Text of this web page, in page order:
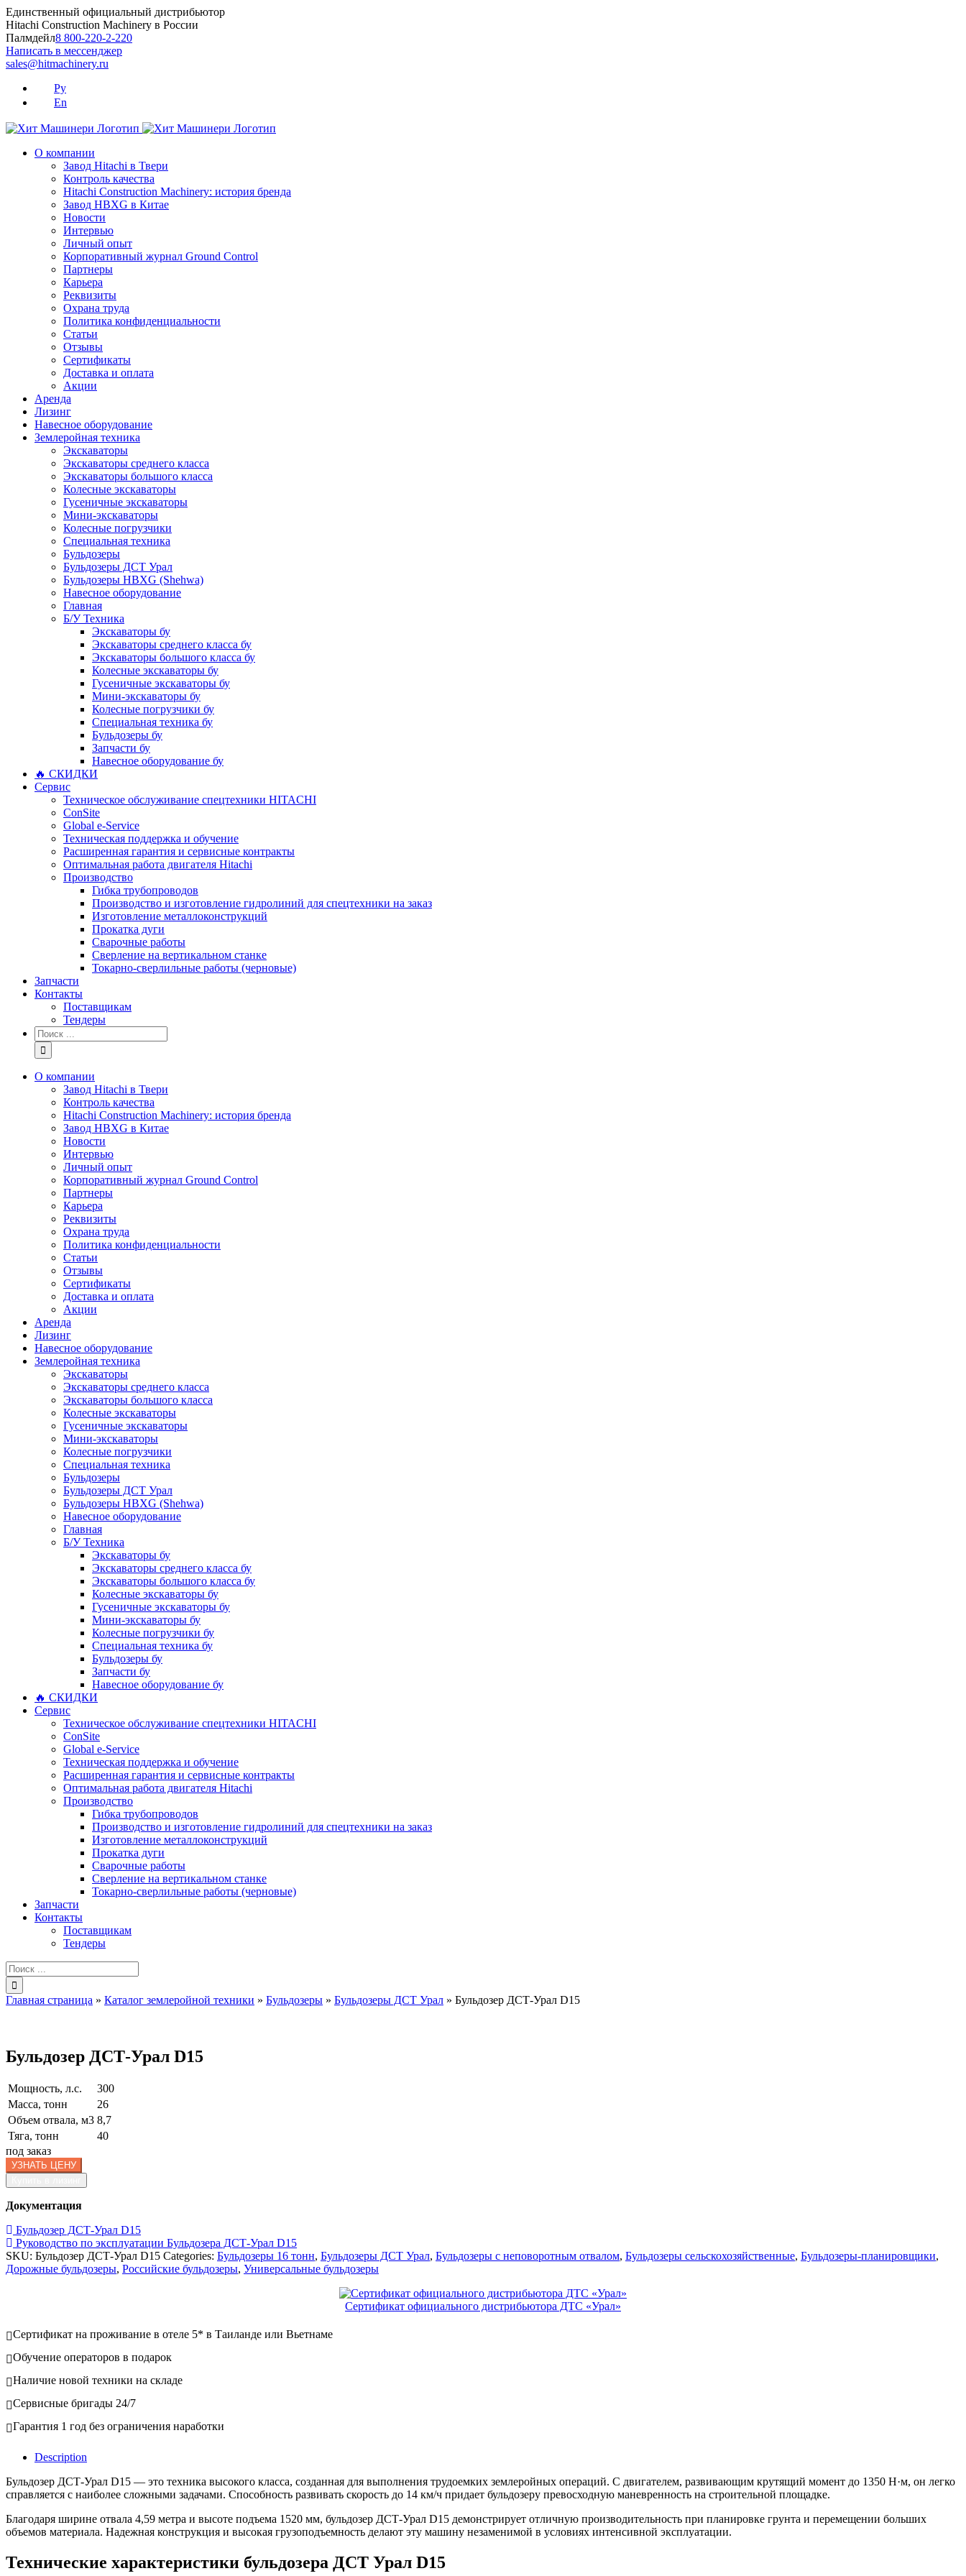
Skip
to
content
Единственный официальный дистрибьютор
Hitachi Construction Machinery в России
Палмдейл8 800-220-2-220
Написать в мессенджер
sales@hitmachinery.ru
Ру
En
О компании
Завод Hitachi в Твери
Контроль качества
Hitachi Construction Machinery: история бренда
Завод HBXG в Китае
Новости
Интервью
Личный опыт
Корпоративный журнал Ground Control
Партнеры
Карьера
Реквизиты
Охрана труда
Политика конфиденциальности
Статьи
Отзывы
Сертификаты
Доставка и оплата
Акции
Аренда
Лизинг
Навесное оборудование
Землеройная техника
Экскаваторы
Экскаваторы среднего класса
Экскаваторы большого класса
Колесные экскаваторы
Гусеничные экскаваторы
Мини-экскаваторы
Колесные погрузчики
Специальная техника
Бульдозеры
Бульдозеры ДСТ Урал
Бульдозеры HBXG (Shehwa)
Навесное оборудование
Главная
Б/У Техника
Экскаваторы бу
Экскаваторы среднего класса бу
Экскаваторы большого класса бу
Колесные экскаваторы бу
Гусеничные экскаваторы бу
Мини-экскаваторы бу
Колесные погрузчики бу
Специальная техника бу
Бульдозеры бу
Запчасти бу
Навесное оборудование бу
🔥 СКИДКИ
Сервис
Техническое обслуживание спецтехники HITACHI
ConSite
Global e-Service
Техническая поддержка и обучение
Расширенная гарантия и сервисные контракты
Оптимальная работа двигателя Hitachi
Производство
Гибка трубопроводов
Производство и изготовление гидролиний для спецтехники на заказ
Изготовление металлоконструкций
Прокатка дуги
Сварочные работы
Сверление на вертикальном станке
Токарно-сверлильные работы (черновые)
Запчасти
Контакты
Поставщикам
Тендеры
Результат
поиска:
О компании
Завод Hitachi в Твери
Контроль качества
Hitachi Construction Machinery: история бренда
Завод HBXG в Китае
Новости
Интервью
Личный опыт
Корпоративный журнал Ground Control
Партнеры
Карьера
Реквизиты
Охрана труда
Политика конфиденциальности
Статьи
Отзывы
Сертификаты
Доставка и оплата
Акции
Аренда
Лизинг
Навесное оборудование
Землеройная техника
Экскаваторы
Экскаваторы среднего класса
Экскаваторы большого класса
Колесные экскаваторы
Гусеничные экскаваторы
Мини-экскаваторы
Колесные погрузчики
Специальная техника
Бульдозеры
Бульдозеры ДСТ Урал
Бульдозеры HBXG (Shehwa)
Навесное оборудование
Главная
Б/У Техника
Экскаваторы бу
Экскаваторы среднего класса бу
Экскаваторы большого класса бу
Колесные экскаваторы бу
Гусеничные экскаваторы бу
Мини-экскаваторы бу
Колесные погрузчики бу
Специальная техника бу
Бульдозеры бу
Запчасти бу
Навесное оборудование бу
🔥 СКИДКИ
Сервис
Техническое обслуживание спецтехники HITACHI
ConSite
Global e-Service
Техническая поддержка и обучение
Расширенная гарантия и сервисные контракты
Оптимальная работа двигателя Hitachi
Производство
Гибка трубопроводов
Производство и изготовление гидролиний для спецтехники на заказ
Изготовление металлоконструкций
Прокатка дуги
Сварочные работы
Сверление на вертикальном станке
Токарно-сверлильные работы (черновые)
Запчасти
Контакты
Поставщикам
Тендеры
Результат
поиска:
Главная страница » Каталог землеройной техники » Бульдозеры » Бульдозеры ДСТ Урал » Бульдозер ДСТ-Урал D15
Бульдозер ДСТ-Урал D15
Мощность, л.с.
300
Масса, тонн
26
Объем отвала, м3 8,7
Тяга, тонн
40
под заказ
УЗНАТЬ ЦЕНУ
Документация
Бульдозер ДСТ-Урал D15
Руководство по эксплуатации Бульдозера ДСТ-Урал D15
SKU: Бульдозер ДСТ-Урал D15 Categories: Бульдозеры 16 тонн, Бульдозеры ДСТ Урал, Бульдозеры с неповоротным отвалом, Бульдозеры сельскохозяйственные, Бульдозеры-планировщики,
Дорожные бульдозеры, Российские бульдозеры, Универсальные бульдозеры
Сертификат официального дистрибьютора ДТС «Урал»
Сертификат на проживание в отеле 5* в Таиланде или Вьетнаме
Обучение операторов в подарок
Наличие новой техники на складе
Сервисные бригады 24/7
Гарантия 1 год без ограничения наработки
Description
Бульдозер ДСТ-Урал D15 — это техника высокого класса, созданная для выполнения трудоемких землеройных операций. С двигателем, развивающим крутящий момент до 1350 Н·м, он легко
справляется с наиболее сложными задачами. Способность развивать скорость до 14 км/ч придает бульдозеру превосходную маневренность на строительной площадке.
Благодаря ширине отвала 4,59 метра и высоте подъема 1520 мм, бульдозер ДСТ-Урал D15 демонстрирует отличную производительность при планировке грунта и перемещении больших
объемов материала. Надежная конструкция и высокая грузоподъемность делают эту машину незаменимой в условиях интенсивной эксплуатации.
Технические характеристики бульдозера ДСТ Урал D15